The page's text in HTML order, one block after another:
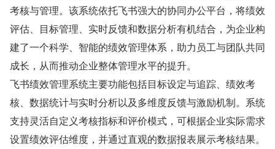
考核与管理。该系统依托飞书强大的协同办公平台，将绩效
评估、目标管理、实时反馈和数据分析有机结合，为企业构
建了一个科学、智能的绩效管理体系，助力员工与团队共同
成长，从而推动企业整体管理水平的提升。
飞书绩效管理系统主要功能包括目标设定与追踪、绩效考
核、数据统计与实时分析以及多维度反馈与激励机制。系统
支持灵活自定义考核指标和评价模式，可根据企业实际需求
设置绩效评估维度，并通过直观的数据报表展示考核结果。